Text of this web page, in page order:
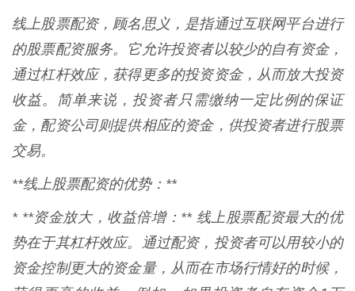
线上股票配资，顾名思义，是指通过互联网平台进行
的股票配资服务。它允许投资者以较少的自有资金，
通过杠杆效应，获得更多的投资资金，从而放大投资
收益。简单来说，投资者只需缴纳一定比例的保证
金，配资公司则提供相应的资金，供投资者进行股票
交易。
**线上股票配资的优势：**
* **资金放大，收益倍增：** 线上股票配资最大的优
势在于其杠杆效应。通过配资，投资者可以用较小的
资金控制更大的资金量，从而在市场行情好的时候，